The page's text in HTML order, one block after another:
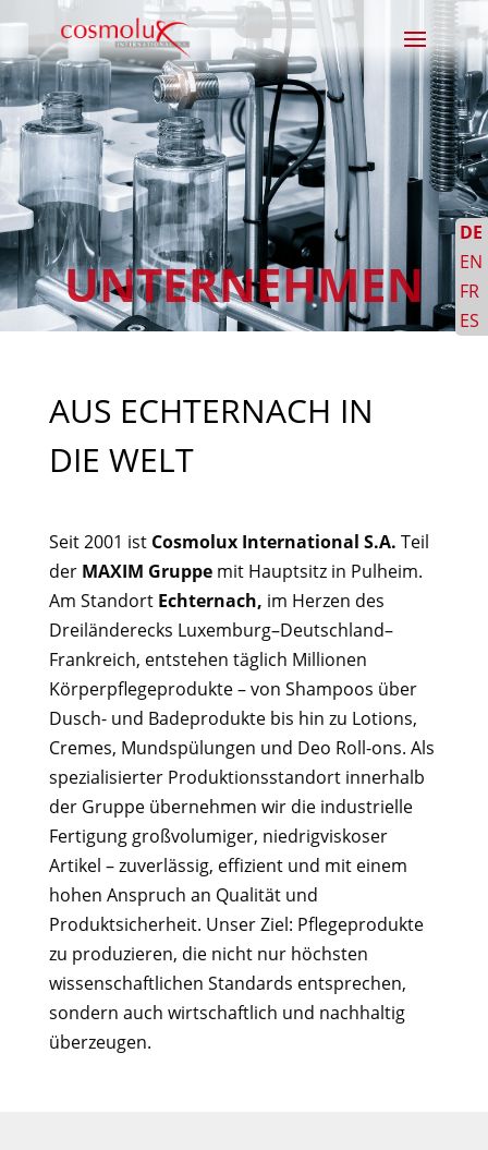
UNTERNEHMEN
AUS ECHTERNACH IN
DIE WELT
Seit 2001 ist Cosmolux International S.A. Teil
der MAXIM Gruppemit Hauptsitz in Pulheim.
Am Standort Echternach, im Herzen des
Dreiländerecks Luxemburg–Deutschland–
Frankreich, entstehen täglich Millionen
Körperpflegeprodukte – von Shampoos über
Dusch- und Badeprodukte bis hin zu Lotions,
Cremes, Mundspülungen und Deo Roll-ons. Als
spezialisierter Produktionsstandort innerhalb
der Gruppe übernehmen wir die industrielle
Fertigung großvolumiger, niedrigviskoser
Artikel – zuverlässig, effizient und mit einem
hohen Anspruch an Qualität und
Produktsicherheit. Unser Ziel: Pflegeprodukte
zu produzieren, die nicht nur höchsten
wissenschaftlichen Standards entsprechen,
sondern auch wirtschaftlich und nachhaltig
überzeugen.
DE
EN
FR
ES